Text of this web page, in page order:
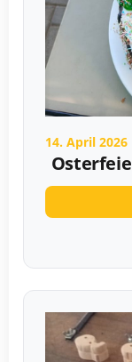
14. April 2026